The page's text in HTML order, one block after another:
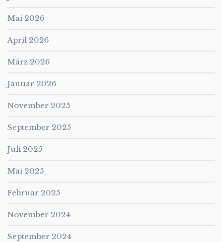
Mai 2026
April 2026
März 2026
Januar 2026
November 2025
September 2025
Juli 2025
Mai 2025
Februar 2025
November 2024
September 2024